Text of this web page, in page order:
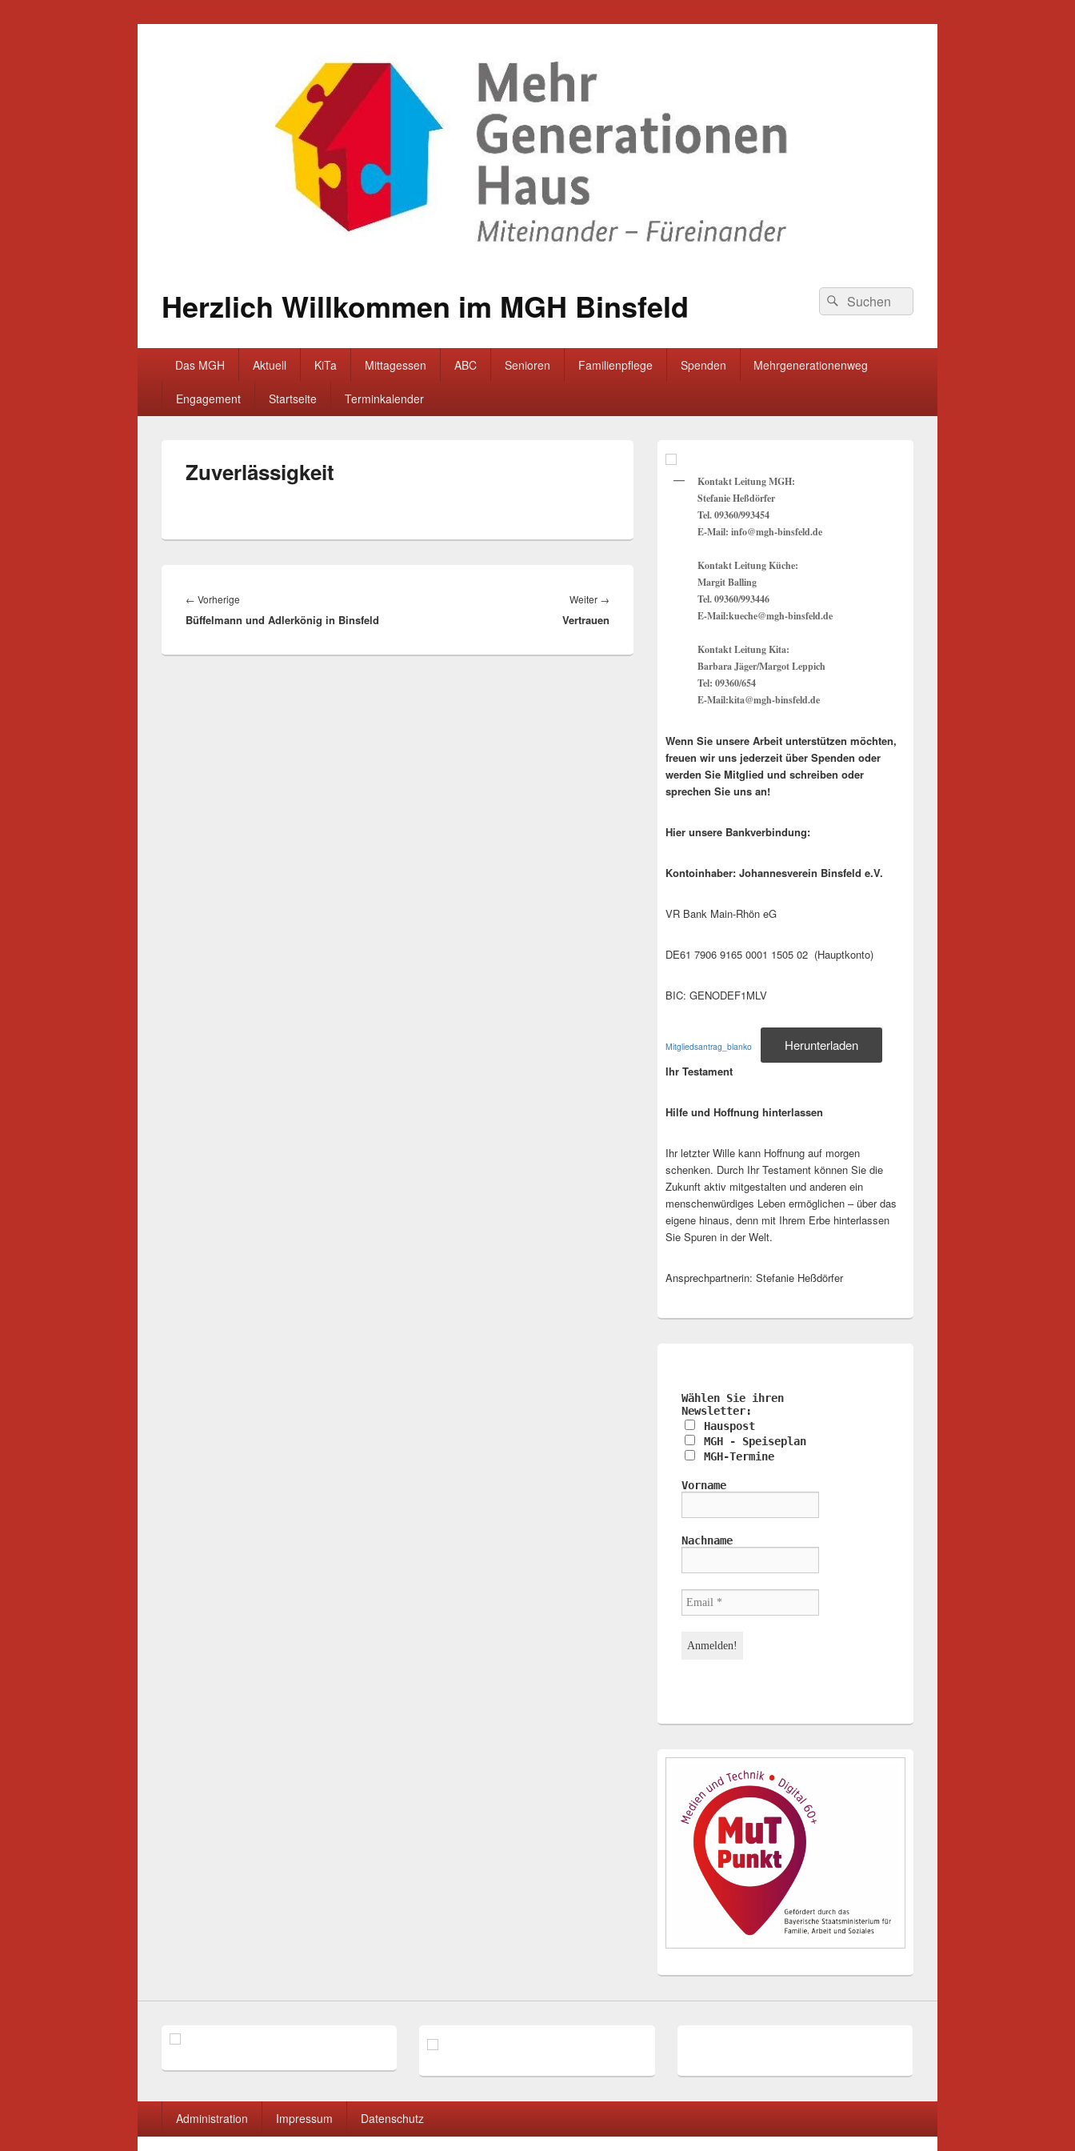
Herzlich Willkommen im MGH Binsfeld
Suche
nach:
Suchen
Das MGH Aktuell KiTa Mittagessen ABC Senioren Familienpflege Spenden Mehrgenerationenweg
Engagement Startseite Terminkalender
Zuverlässigkeit
← Vorherige
Beitrag:
Büffelmann und Adlerkönig in Binsfeld
Weiter →
Vertrauen
Seitenleisten
Kontakt Leitung MGH:
Stefanie Heßdörfer
Tel. 09360/993454
E-Mail: info@mgh-binsfeld.de
Kontakt Leitung Küche:
Margit Balling
Tel. 09360/993446
E-Mail:kueche@mgh-binsfeld.de
Kontakt Leitung Kita:
Barbara Jäger/Margot Leppich
Tel: 09360/654
E-Mail:kita@mgh-binsfeld.de
Wenn Sie unsere Arbeit unterstützen möchten,
freuen wir uns jederzeit über Spenden oder
werden Sie Mitglied und schreiben oder
sprechen Sie uns an!
Hier unsere Bankverbindung:
Kontoinhaber: Johannesverein Binsfeld e.V.
VR Bank Main-Rhön eG
DE61 7906 9165 0001 1505 02 (Hauptkonto)
BIC: GENODEF1MLV
Mitgliedsantrag_blanko Herunterladen
Ihr Testament
Hilfe und Hoffnung hinterlassen
Ihr letzter Wille kann Hoffnung auf morgen
schenken. Durch Ihr Testament können Sie die
Zukunft aktiv mitgestalten und anderen ein
menschenwürdiges Leben ermöglichen – über das
eigene hinaus, denn mit Ihrem Erbe hinterlassen
Sie Spuren in der Welt.
Ansprechpartnerin: Stefanie Heßdörfer
Wählen Sie ihren
Newsletter:
Hauspost
MGH - Speiseplan
MGH-Termine
Vorname
Nachname
Administration Impressum Datenschutz